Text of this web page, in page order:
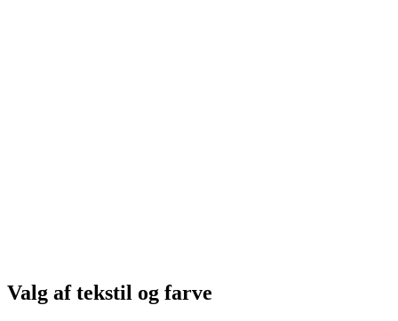
Valg af tekstil og farve